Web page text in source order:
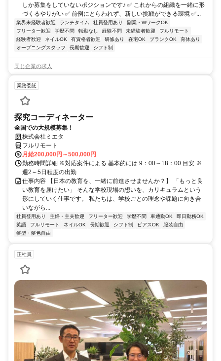
しか募集をしていないポジションです♪ ✅ これからの組織を一緒に形
づくるやりがい ✅ 前例にとらわれず、新しい挑戦ができる環境 ✅...
業界未経験者歓迎 ランチタイム 社員登用あり
副業・WワークOK
フリーター歓迎
学歴不問 転勤なし 経験不問 未経験者歓迎
フルリモート
経験者歓迎
ネイルOK 有資格者歓迎 研修あり 在宅OK ブランクOK
育休あり
オープニングスタッフ
長期歓迎 シフト制
同じ企業の求人
業務委託
探究コーディネーター
全国での大規模募集！
株式会社ミエタ
フルリモート
月給200,000円～500,000円
勤務時間詳細 ※対応案件による 基本的には 9：00～18：00 目安 ※
週2～5日程度の出勤
仕事内容 【日本の教育を、一緒に前進させませんか？】 「もっと良
い教育を届けたい」 そんな学校現場の想いを、カリキュラムという
形にしていく仕事です。 私たちは、学校ごとの理念や課題に向き合
いながら...
社員登用あり 主婦・主夫歓迎 フリーター歓迎 学歴不問 車通勤OK
即日勤務OK
英語
フルリモート ネイルOK 長期歓迎 シフト制 ピアスOK
服装自由
髪型・髪色自由
正社員